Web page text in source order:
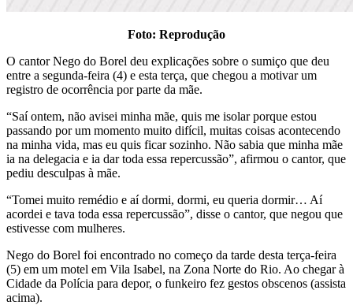
Foto: Reprodução
O cantor Nego do Borel deu explicações sobre o sumiço que deu
entre a segunda-feira (4) e esta terça, que chegou a motivar um
registro de ocorrência por parte da mãe.
“Saí ontem, não avisei minha mãe, quis me isolar porque estou
passando por um momento muito difícil, muitas coisas acontecendo
na minha vida, mas eu quis ficar sozinho. Não sabia que minha mãe
ia na delegacia e ia dar toda essa repercussão”, afirmou o cantor, que
pediu desculpas à mãe.
“Tomei muito remédio e aí dormi, dormi, eu queria dormir… Aí
acordei e tava toda essa repercussão”, disse o cantor, que negou que
estivesse com mulheres.
Nego do Borel foi encontrado no começo da tarde desta terça-feira
(5) em um motel em Vila Isabel, na Zona Norte do Rio. Ao chegar à
Cidade da Polícia para depor, o funkeiro fez gestos obscenos (assista
acima).